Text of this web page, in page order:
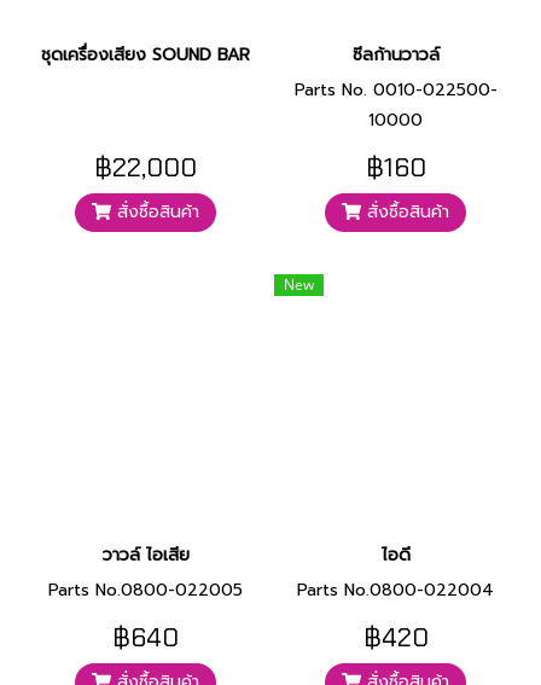
ชุดเครื่องเสียง SOUND BAR
฿22,000
สั่งซื้อสินค้า
ซีลก้านวาวล์
Parts No. 0010-022500-
10000
฿160
สั่งซื้อสินค้า
วาวล์ ไอเสีย
Parts No.0800-022005
฿640
New
ไอดี
Parts No.0800-022004
฿420